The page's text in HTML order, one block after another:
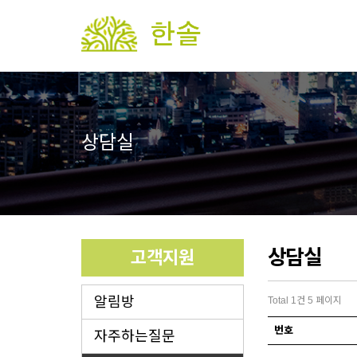
상담실
고객지원
알림방
자주하는질문
상담실
Total 1건 5 페이지
번호